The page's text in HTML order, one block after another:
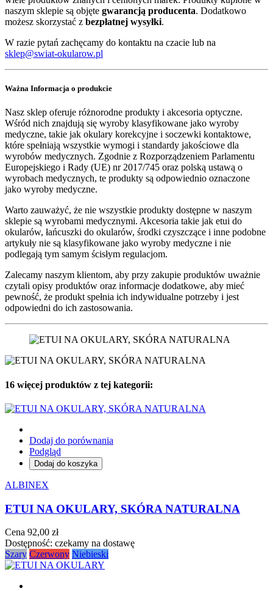
naszym sklepie są objęte gwarancją producenta. Dodatkowo
możesz skorzystać z bezpłatnej wysyłki.
W razie pytań zachęcamy do kontaktu na czacie lub na
sklep@swiat-okularow.pl
Ważna Informacja o produkcie
Nasz sklep oferuje różnorodne produkty i akcesoria optyczne.
Wśród nich znajdują się wyroby klasyfikowane jako wyroby
medyczne, takie jak okulary korekcyjne i soczewki kontaktowe,
które spełniają wszystkie wymogi i standardy jakościowe dla
wyrobów medycznych. Zgodnie z Rozporządzeniem Parlamentu
Europejskiego i Rady (UE) nr 2017/745 oraz polską ustawą o
wyrobach medycznych, te produkty są odpowiednio oznaczone
jako wyroby medyczne.
Warto zauważyć, że nie wszystkie produkty dostępne w naszym
sklepie są wyrobami medycznymi. Akcesoria takie jak etui do
okularów, łańcuszki do okularów, środki czyszczące i inne podobne
artykuły nie są klasyfikowane jako wyroby medyczne i nie
podlegają tym samym ścisłym regulacjom.
Zalecamy naszym klientom, aby przy zakupie produktów uważnie
czytali opisy produktów oraz informacje dodatkowe, aby mieć
pewność, że produkt spełnia ich indywidualne potrzeby i jest
odpowiedni do ich zastosowania.
16 więcej produktów z tej kategorii:
Dodaj do porównania
Podgląd
Dodaj do koszyka
ALBINEX
ETUI NA OKULARY, SKÓRA NATURALNA
Cena 92,00 zł
Dostępność: czekamy na dostawę
Szary Czerwony Niebieski